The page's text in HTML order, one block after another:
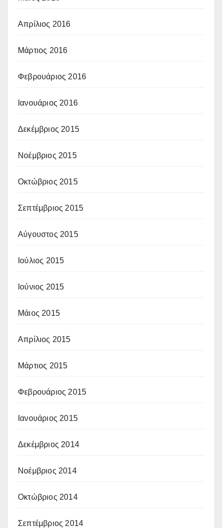
Απρίλιος 2016
Μάρτιος 2016
Φεβρουάριος 2016
Ιανουάριος 2016
Δεκέμβριος 2015
Νοέμβριος 2015
Οκτώβριος 2015
Σεπτέμβριος 2015
Αύγουστος 2015
Ιούλιος 2015
Ιούνιος 2015
Μάιος 2015
Απρίλιος 2015
Μάρτιος 2015
Φεβρουάριος 2015
Ιανουάριος 2015
Δεκέμβριος 2014
Νοέμβριος 2014
Οκτώβριος 2014
Σεπτέμβριος 2014